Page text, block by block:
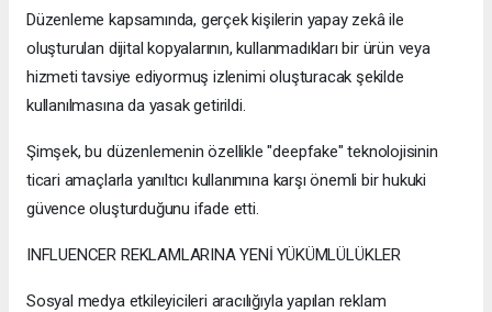
Düzenleme kapsamında, gerçek kişilerin yapay zekâ ile
oluşturulan dijital kopyalarının, kullanmadıkları bir ürün veya
hizmeti tavsiye ediyormuş izlenimi oluşturacak şekilde
kullanılmasına da yasak getirildi.
Şimşek, bu düzenlemenin özellikle "deepfake" teknolojisinin
ticari amaçlarla yanıltıcı kullanımına karşı önemli bir hukuki
güvence oluşturduğunu ifade etti.
INFLUENCER REKLAMLARINA YENİ YÜKÜMLÜLÜKLER
Sosyal medya etkileyicileri aracılığıyla yapılan reklam